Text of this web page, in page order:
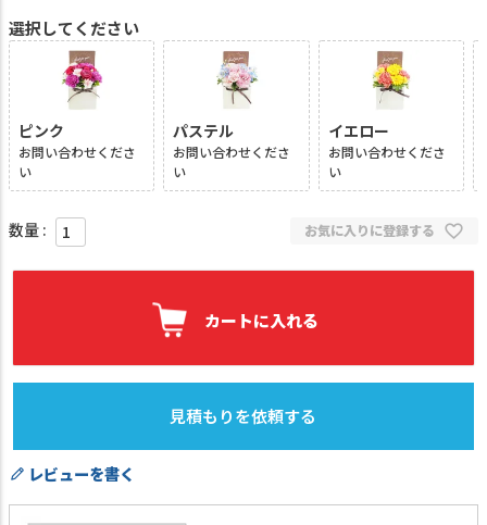
選択してください
ピンク
お問い合わせくださ
い
パステル
お問い合わせくださ
い
イエロー
お問い合わせくださ
い
お気に入りに登録する
カートに入れる
見積もりを依頼する
レビューを書く